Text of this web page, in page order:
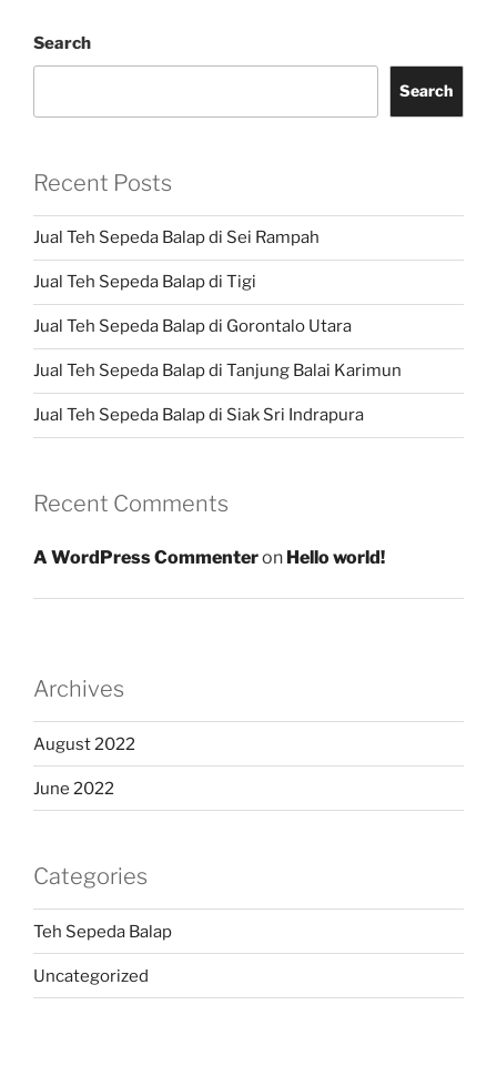
Search
Search
Recent Posts
Jual Teh Sepeda Balap di Sei Rampah
Jual Teh Sepeda Balap di Tigi
Jual Teh Sepeda Balap di Gorontalo Utara
Jual Teh Sepeda Balap di Tanjung Balai Karimun
Jual Teh Sepeda Balap di Siak Sri Indrapura
Recent Comments
A WordPress Commenteron Hello world!
Archives
August 2022
June 2022
Categories
Teh Sepeda Balap
Uncategorized